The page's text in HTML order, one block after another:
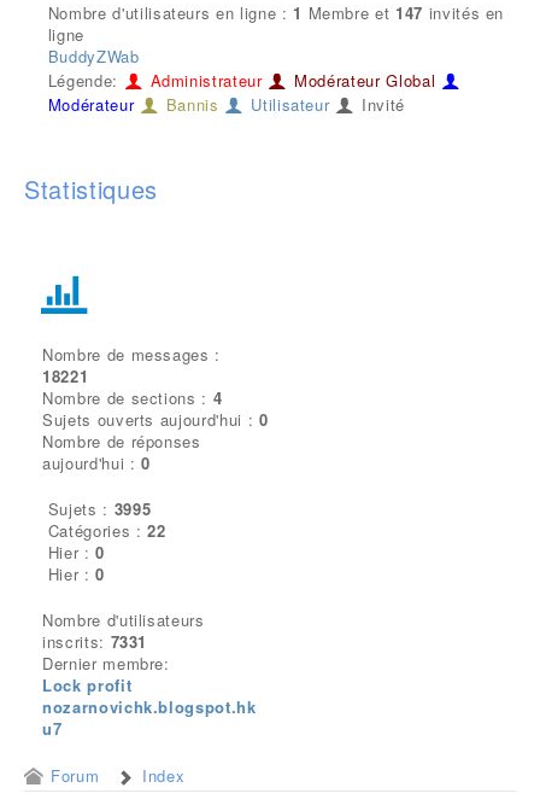
Nombre d'utilisateurs en ligne : 1 Membre et 147 invités en
ligne
BuddyZWab
Légende:
Administrateur
Modérateur Global
Modérateur
Bannis Utilisateur Invité
Statistiques
Nombre de messages :
18221
Nombre de sections : 4
Sujets ouverts aujourd'hui : 0
Nombre de réponses
aujourd'hui :0
Sujets : 3995
Catégories :22
Hier :0
Hier :0
Nombre d'utilisateurs
inscrits: 7331
Dernier membre:
Lock profit
nozarnovichk.blogspot.hk
u7
Forum Index